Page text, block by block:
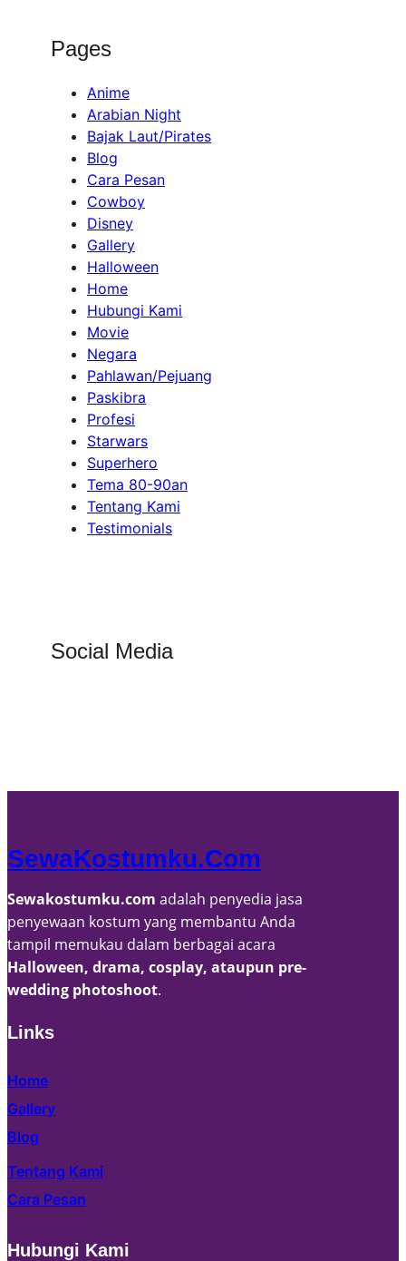
Pages
Anime
Arabian Night
Bajak Laut/Pirates
Blog
Cara Pesan
Cowboy
Disney
Gallery
Halloween
Home
Hubungi Kami
Movie
Negara
Pahlawan/Pejuang
Paskibra
Profesi
Starwars
Superhero
Tema 80-90an
Tentang Kami
Testimonials
Social Media
SewaKostumku.com
Sewakostumku.com adalah penyedia jasa
penyewaan kostum yang membantu Anda
tampil memukau dalam berbagai acara
Halloween, drama, cosplay, ataupun pre-
wedding photoshoot.
Links
Home
Gallery
Blog
Tentang Kami
Cara Pesan
Hubungi Kami